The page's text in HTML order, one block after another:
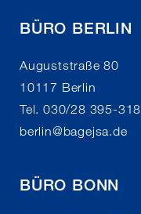
BÜRO BERLIN
Auguststraße 80
10117 Berlin
Tel. 030/28 395-318
berlin@bagejsa.de
BÜRO BONN